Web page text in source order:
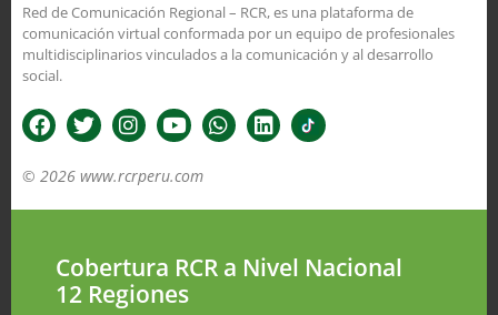
Red de Comunicación Regional – RCR, es una plataforma de
comunicación virtual conformada por un equipo de profesionales
multidisciplinarios vinculados a la comunicación y al desarrollo
social.
© 2026 www.rcrperu.com
Cobertura RCR a Nivel Nacional
12 Regiones